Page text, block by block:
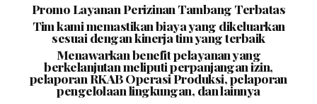
Promo Layanan Perizinan Tambang Terbatas
Tim kami memastikan biaya yang dikeluarkan
sesuai dengan kinerja tim yang terbaik
Menawarkan benefit pelayanan yang
berkelanjutan meliputi perpanjangan izin,
pelaporan RKAB Operasi Produksi, pelaporan
pengelolaan lingkungan, dan lainnya